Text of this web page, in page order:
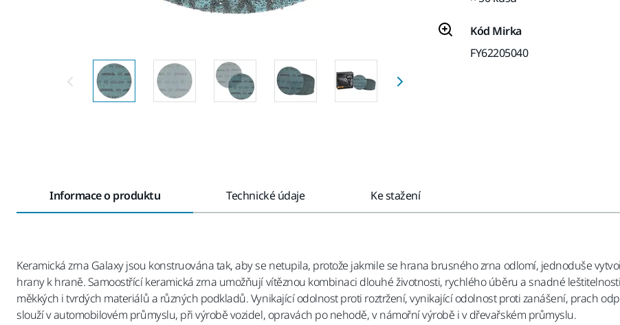
Kód Mirka
FY62205040
Informace o produktu Technické údaje Ke stažení
Keramická zrna Galaxy jsou konstruována tak, aby se netupila, protože jakmile se hrana brusného zrna odlomí, jednoduše
hrany k hraně. Samoostřící keramická zrna umožňují vítěznou kombinaci dlouhé životnosti, rychlého úběru a snadné
měkkých i tvrdých materiálů a různých podkladů. Vynikající odolnost proti roztržení, vynikající odolnost proti zanášení, prach
slouží v automobilovém průmyslu, při výrobě vozidel, opravách po nehodě, v námořní výrobě i v dřevařském průmyslu.